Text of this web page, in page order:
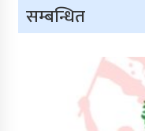
सम्बन्धित